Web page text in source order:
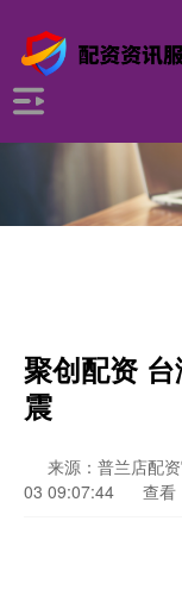
聚创配资
震
来源：普兰店配
03 09:07:44
查看